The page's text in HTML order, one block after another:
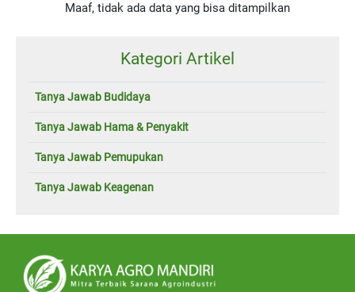
Maaf, tidak ada data yang bisa ditampilkan
Kategori Artikel
Tanya Jawab Budidaya
Tanya Jawab Hama & Penyakit
Tanya Jawab Pemupukan
Tanya Jawab Keagenan